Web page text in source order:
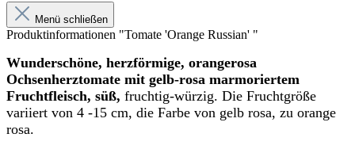
Menü schließen
Produktinformationen "Tomate 'Orange Russian' "
Wunderschöne, herzförmige, orangerosa
Ochsenherztomate mit gelb-rosa marmoriertem
Frucht­fleisch, süß, fruchtig-würzig. Die Fruchtgröße
variiert von 4 -15 cm, die Farbe von gelb rosa, zu orange
rosa.